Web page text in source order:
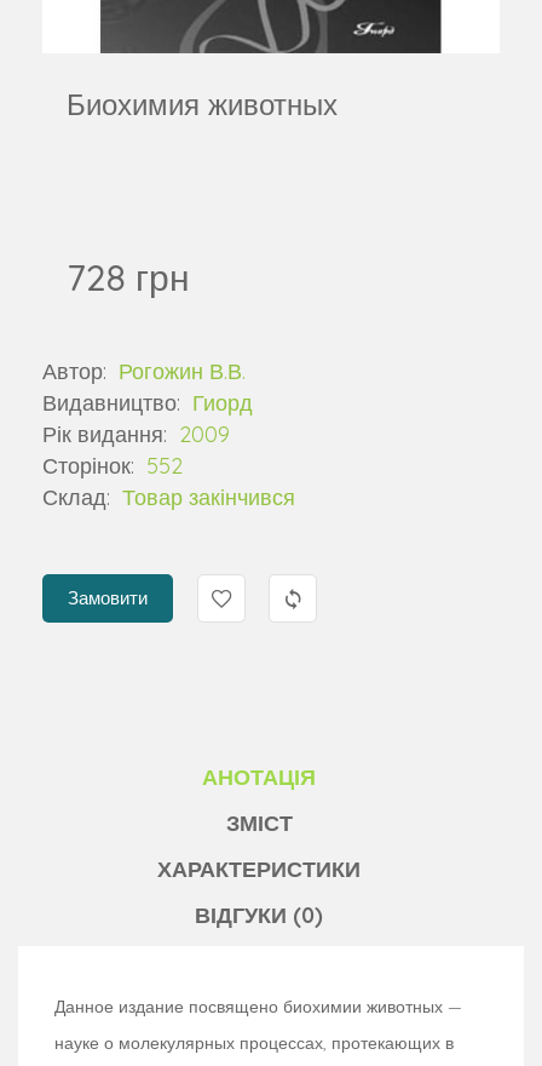
Биохимия животных
728 грн
Автор: Рогожин В.В.
Видавництво: Гиорд
Рік видання: 2009
Сторінок: 552
Склад: Товар закінчився
Замовити
АНОТАЦІЯ
ЗМІСТ
ХАРАКТЕРИСТИКИ
ВІДГУКИ (0)
Данное издание посвящено биохимии животных —
науке о молекулярных процессах, протекающих в